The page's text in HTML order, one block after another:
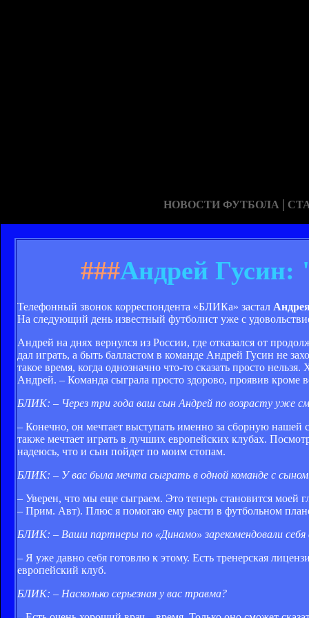
НОВОСТИ ФУТБОЛА |
###Андрей Гусин:
Телефонный звонок корреспондента «БЛИКа» застал
На следующий день известный футболист уже с
Андрей на днях вернулся из России, где отказался от
дал играть, а быть балластом в команде Андрей Гусин не
такое время, когда однозначно что-то сказать просто
Андрей. – Команда сыграла просто здорово, проявив кроме
БЛИК: – Через три года ваш сын Андрей по возрасту уже
– Конечно, он мечтает выступать именно за сборную
также мечтает играть в лучших европейских клубах.
надеюсь, что и сын пойдет по моим стопам.
БЛИК: – У вас была мечта сыграть в одной команде с
– Уверен, что мы еще сыграем. Это теперь становится моей
– Прим. Авт). Плюс я помогаю ему расти в футбольном
БЛИК: – Ваши партнеры по «Динамо» зарекомендовали
– Я уже давно себя готовлю к этому. Есть тренерская
европейский клуб.
БЛИК: – Насколько серьезная у вас травма?